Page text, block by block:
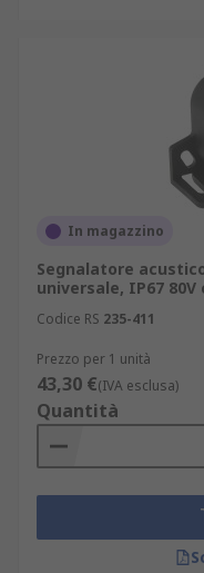
In magazzino
Segnalatore
universale, IP67 80V
Codice RS 235-411
Prezzo per 1 unità
43,30 €(IVA esclusa)
Quantità